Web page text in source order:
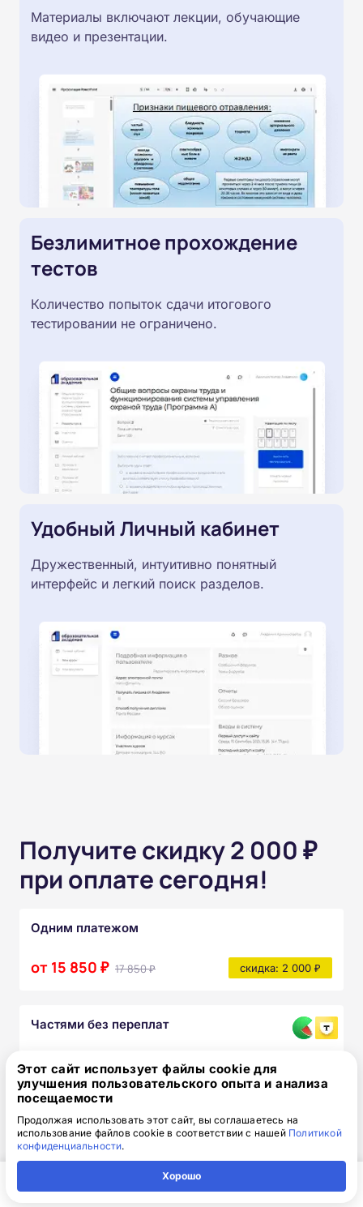
Материалы включают лекции, обучающие
видео и презентации.
Безлимитное прохождение
тестов
Количество попыток сдачи итогового
тестировании не ограничено.
Удобный Личный кабинет
Дружественный, интуитивно понятный
интерфейс и легкий поиск разделов.
Получите скидку 2 000 ₽
при оплате сегодня!
Одним платежом
от 15 850 ₽ 17 850 ₽ скидка: 2 000 ₽
Частями без переплат
от 1 320₽
Узнать подробнее
После прохождения курса вы получите:
Полный комплект официальных
Этот сайт использует файлы cookie для
улучшения пользовательского опыта и анализа
посещаемости
Продолжая использовать этот сайт, вы соглашаетесь на
использование файлов cookie в соответствии с нашей Политикой
конфиденциальности.
Хорошо